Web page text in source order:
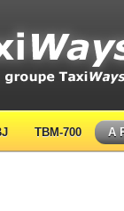
TBM-700 A